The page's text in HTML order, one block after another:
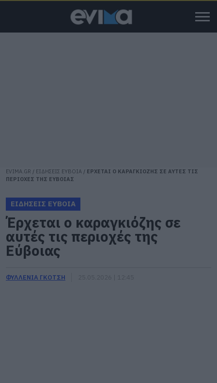
EVIMA.GR / ΕΙΔΗΣΕΙΣ ΕΥΒΟΙΑ / ΕΡΧΕΤΑΙ Ο ΚΑΡΑΓΚΙΟΖΗΣ ΣΕ ΑΥΤΕΣ ΤΙΣ
ΠΕΡΙΟΧΕΣ ΤΗΣ ΕΥΒΟΙΑΣ
ΕΙΔΗΣΕΙΣ ΕΥΒΟΙΑ
Έρχεται ο καραγκιόζης σε
αυτές τις περιοχές της
Εύβοιας
ΦΥΛΛΕΝΙΑ ΓΚΟΤΣΗ